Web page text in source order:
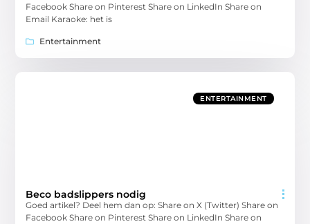
Facebook Share on Pinterest Share on LinkedIn Share on
Email Karaoke: het is
Entertainment
ENTERTAINMENT
Beco badslippers nodig
Goed artikel? Deel hem dan op: Share on X (Twitter) Share on
Facebook Share on Pinterest Share on LinkedIn Share on